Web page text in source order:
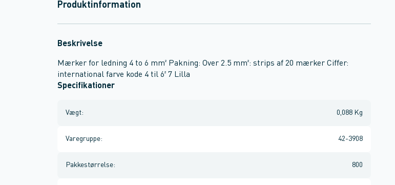
Produktinformation
Beskrivelse
Mærker for ledning 4 to 6 mm² Pakning: Over 2.5 mm²: strips af 20 mærker Ciffer:
international farve kode 4 til 6² 7 Lilla
Specifikationer
Vægt: 0,088 Kg
Varegruppe: 42-3908
Pakkestørrelse: 800